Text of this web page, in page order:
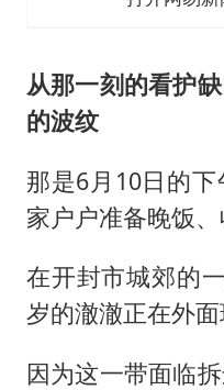
从那一刻的看护
的波纹
那是6月10日的
家户户准备晚饭、
在开封市城郊的
岁的澈澈正在外面
因为这一带面临